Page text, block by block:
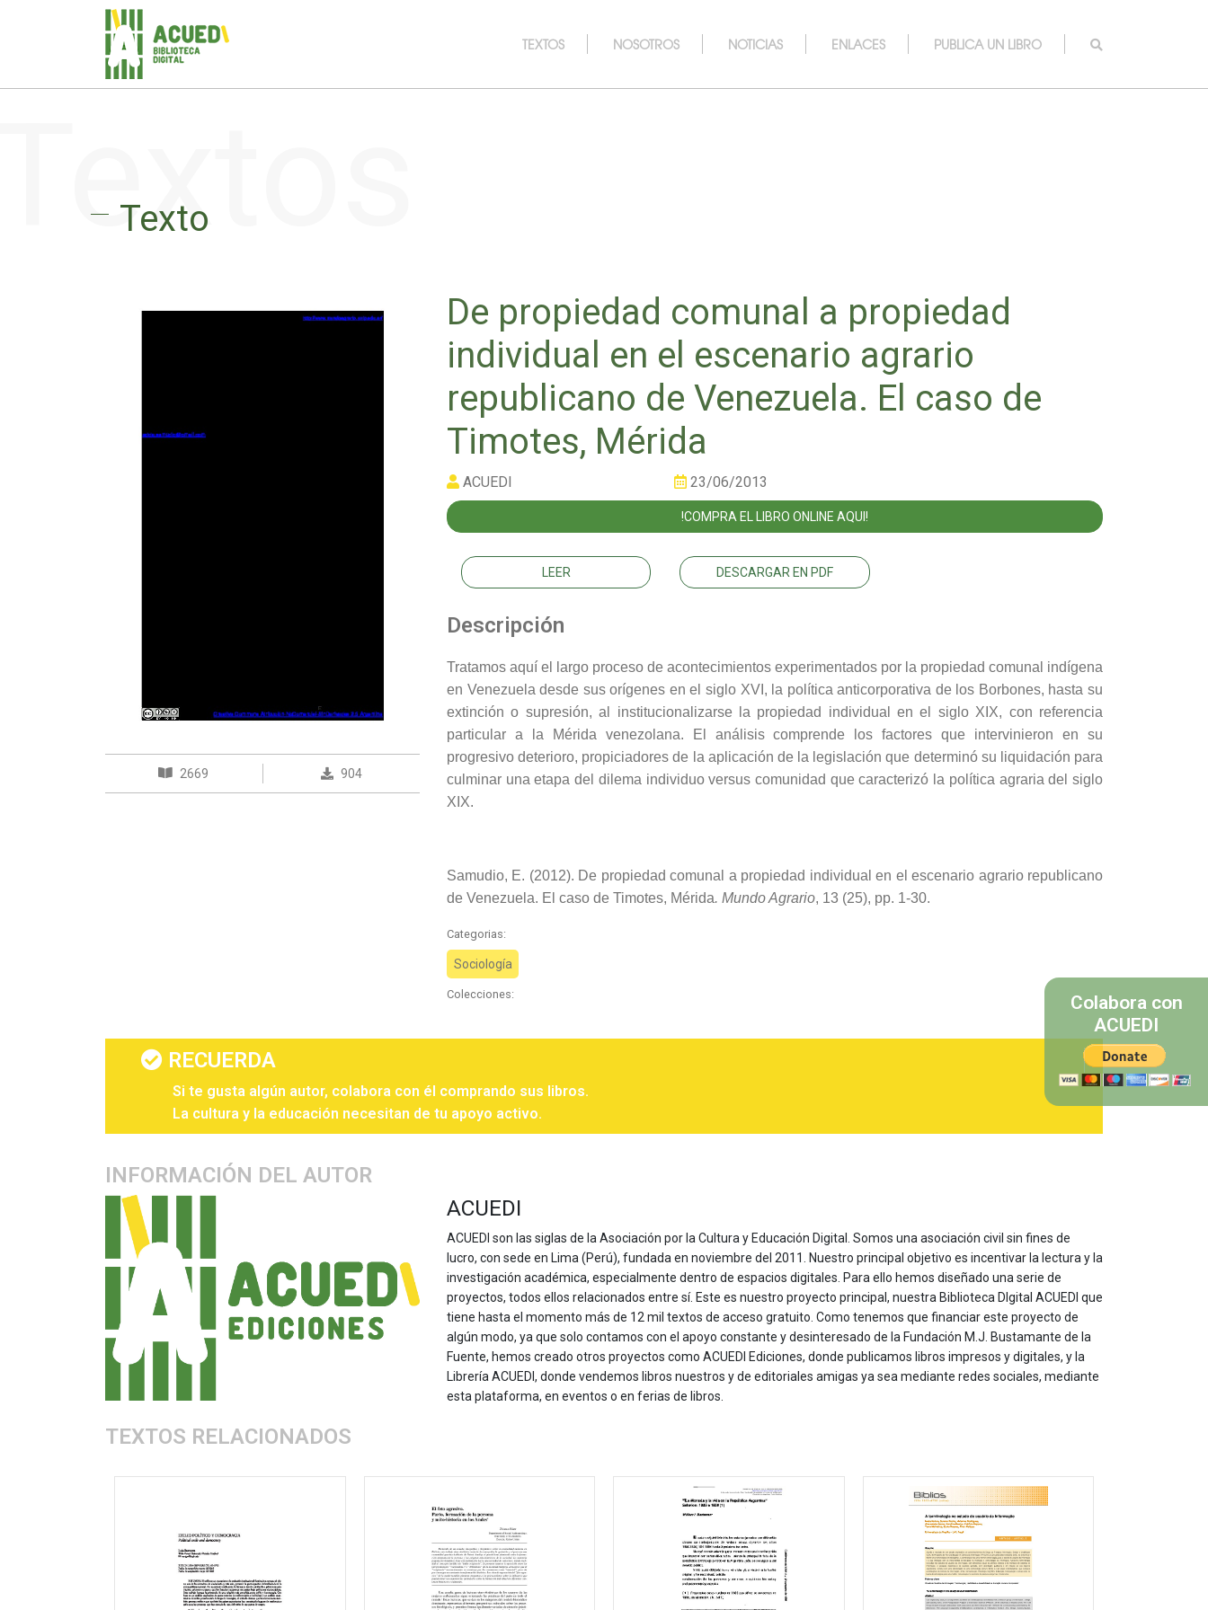
TEXTOS NOSOTROS NOTICIAS ENLACES PUBLICA UN LIBRO
Texto
2669 904
De propiedad comunal a propiedad
individual en el escenario agrario
republicano de Venezuela. El caso de
Timotes, Mérida
ACUEDI 23/06/2013
!COMPRA EL LIBRO ONLINE AQUI!
LEER DESCARGAR EN PDF
Descripción
Tratamos aquí el largo proceso de acontecimientos experimentados por la propiedad comunal indígena
en Venezuela desde sus orígenes en el siglo XVI, la política anticorporativa de los Borbones, hasta su
extinción o supresión, al institucionalizarse la propiedad individual en el siglo XIX, con referencia
particular a la Mérida venezolana. El análisis comprende los factores que intervinieron en su
progresivo deterioro, propiciadores de la aplicación de la legislación que determinó su liquidación para
culminar una etapa del dilema individuo versus comunidad que caracterizó la política agraria del siglo
XIX.
Samudio, E. (2012). De propiedad comunal a propiedad individual en el escenario agrario republicano
de Venezuela. El caso de Timotes, Mérida. Mundo Agrario, 13 (25), pp. 1-30.
Categorias:
Sociología
Colecciones:
RECUERDA
Si te gusta algún autor, colabora con él comprando sus libros.
La cultura y la educación necesitan de tu apoyo activo.
INFORMACIÓN DEL AUTOR
ACUEDI
ACUEDI son las siglas de la Asociación por la Cultura y Educación Digital. Somos una asociación civil sin fines de
lucro, con sede en Lima (Perú), fundada en noviembre del 2011. Nuestro principal objetivo es incentivar la lectura y la
investigación académica, especialmente dentro de espacios digitales. Para ello hemos diseñado una serie de
proyectos, todos ellos relacionados entre sí. Este es nuestro proyecto principal, nuestra Biblioteca DIgital ACUEDI que
tiene hasta el momento más de 12 mil textos de acceso gratuito. Como tenemos que financiar este proyecto de
algún modo, ya que solo contamos con el apoyo constante y desinteresado de la Fundación M.J. Bustamante de la
Fuente, hemos creado otros proyectos como ACUEDI Ediciones, donde publicamos libros impresos y digitales, y la
Librería ACUEDI, donde vendemos libros nuestros y de editoriales amigas ya sea mediante redes sociales, mediante
esta plataforma, en eventos o en ferias de libros.
TEXTOS RELACIONADOS
Colabora con
ACUEDI